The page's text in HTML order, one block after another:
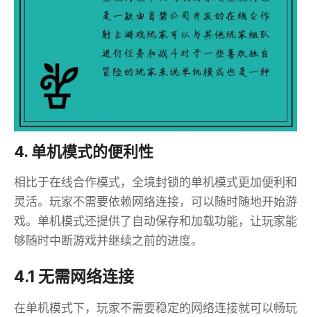
4. 单机模式的便利性
相比于在线合作模式，全境封锁的单机模式更加便利和
灵活。玩家不需要依赖网络连接，可以随时随地开始游
戏。单机模式还提供了自动保存和加载功能，让玩家能
够随时中断游戏并继续之前的进度。
4.1 无需网络连接
在单机模式下，玩家不需要稳定的网络连接就可以畅玩